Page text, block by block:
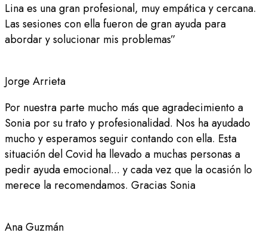
Lina es una gran profesional, muy empática y cercana.
Las sesiones con ella fueron de gran ayuda para
abordar y solucionar mis problemas”
Jorge Arrieta
Por nuestra parte mucho más que agradecimiento a
Sonia por su trato y profesionalidad. Nos ha ayudado
mucho y esperamos seguir contando con ella. Esta
situación del Covid ha llevado a muchas personas a
pedir ayuda emocional... y cada vez que la ocasión lo
merece la recomendamos. Gracias Sonia
Ana Guzmán